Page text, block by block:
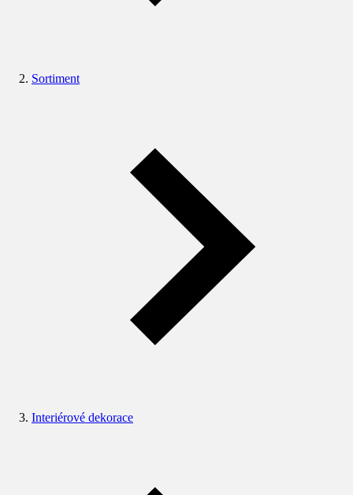
Sortiment
Interiérové dekorace